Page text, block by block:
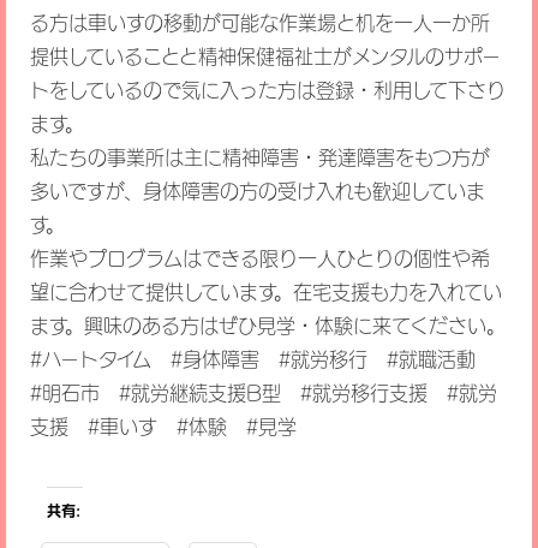
る方は車いすの移動が可能な作業場と机を一人一か所
提供していることと精神保健福祉士がメンタルのサポー
トをしているので気に入った方は登録・利用して下さり
ます。
私たちの事業所は主に精神障害・発達障害をもつ方が
多いですが、身体障害の方の受け入れも歓迎していま
す。
作業やプログラムはできる限り一人ひとりの個性や希
望に合わせて提供しています。在宅支援も力を入れてい
ます。興味のある方はぜひ見学・体験に来てください。
#ハートタイム #身体障害 #就労移行 #就職活動
#明石市 #就労継続支援B型 #就労移行支援 #就労
支援 #車いす #体験 #見学
共有: